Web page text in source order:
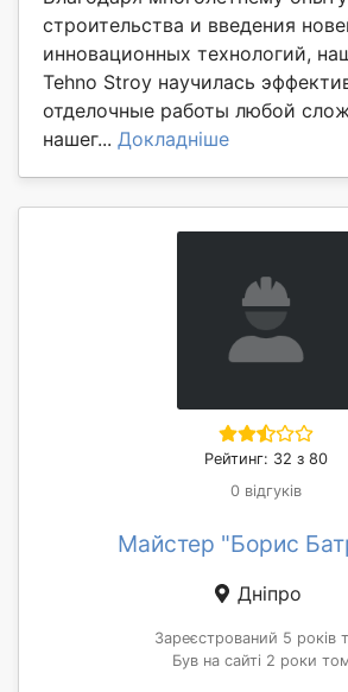
строительства и введения
инновационных технологий,
Tehno Stroy научилась
отделочные работы любой
нашег... Докладніше
Рейтинг: 32 з 80
0 відгуків
Майстер "Борис
Дніпро
Зареєстрований 5 років
Був на сайті 2 роки